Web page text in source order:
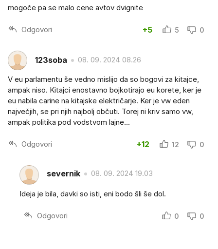
mogoče pa se malo cene avtov dvignite
Odgovori +5 5 0
123soba 08. 09. 2024 08.26
V eu parlamentu še vedno mislijo da so bogovi za kitajce,
ampak niso. Kitajci enostavno bojkotirajo eu korete, ker je
eu nabila carine na kitajske električarje. Ker je vw eden
največjih, se pri njih najbolj občuti. Torej ni kriv samo vw,
ampak politika pod vodstvom lajne...
Odgovori +12 12 0
severnik 08. 09. 2024 19.03
Ideja je bila, davki so isti, eni bodo šli še dol.
Odgovori 0 0